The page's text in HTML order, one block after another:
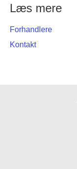
Læs mere
Forhandlere
Kontakt